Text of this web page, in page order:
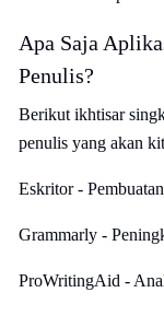
Apa Saja
Penulis?
Berikut ikhtisar
penulis yang akan
Eskritor -
Grammarly -
ProWritingAid -